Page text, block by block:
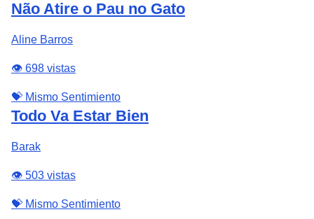
Não Atire o Pau no Gato
Aline Barros
👁️ 698 vistas
💝 Mismo Sentimiento
Todo Va Estar Bien
Barak
👁️ 503 vistas
💝 Mismo Sentimiento